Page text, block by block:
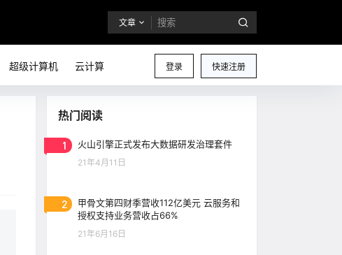
文章
登录 快速注册
超级计算机 云计算
热门阅读
1 火山引擎正式发布大数据研发治理套件
21年4月11日
2
甲骨文第四财季营收112亿美元 云服务和
授权支持业务营收占66%
21年6月16日